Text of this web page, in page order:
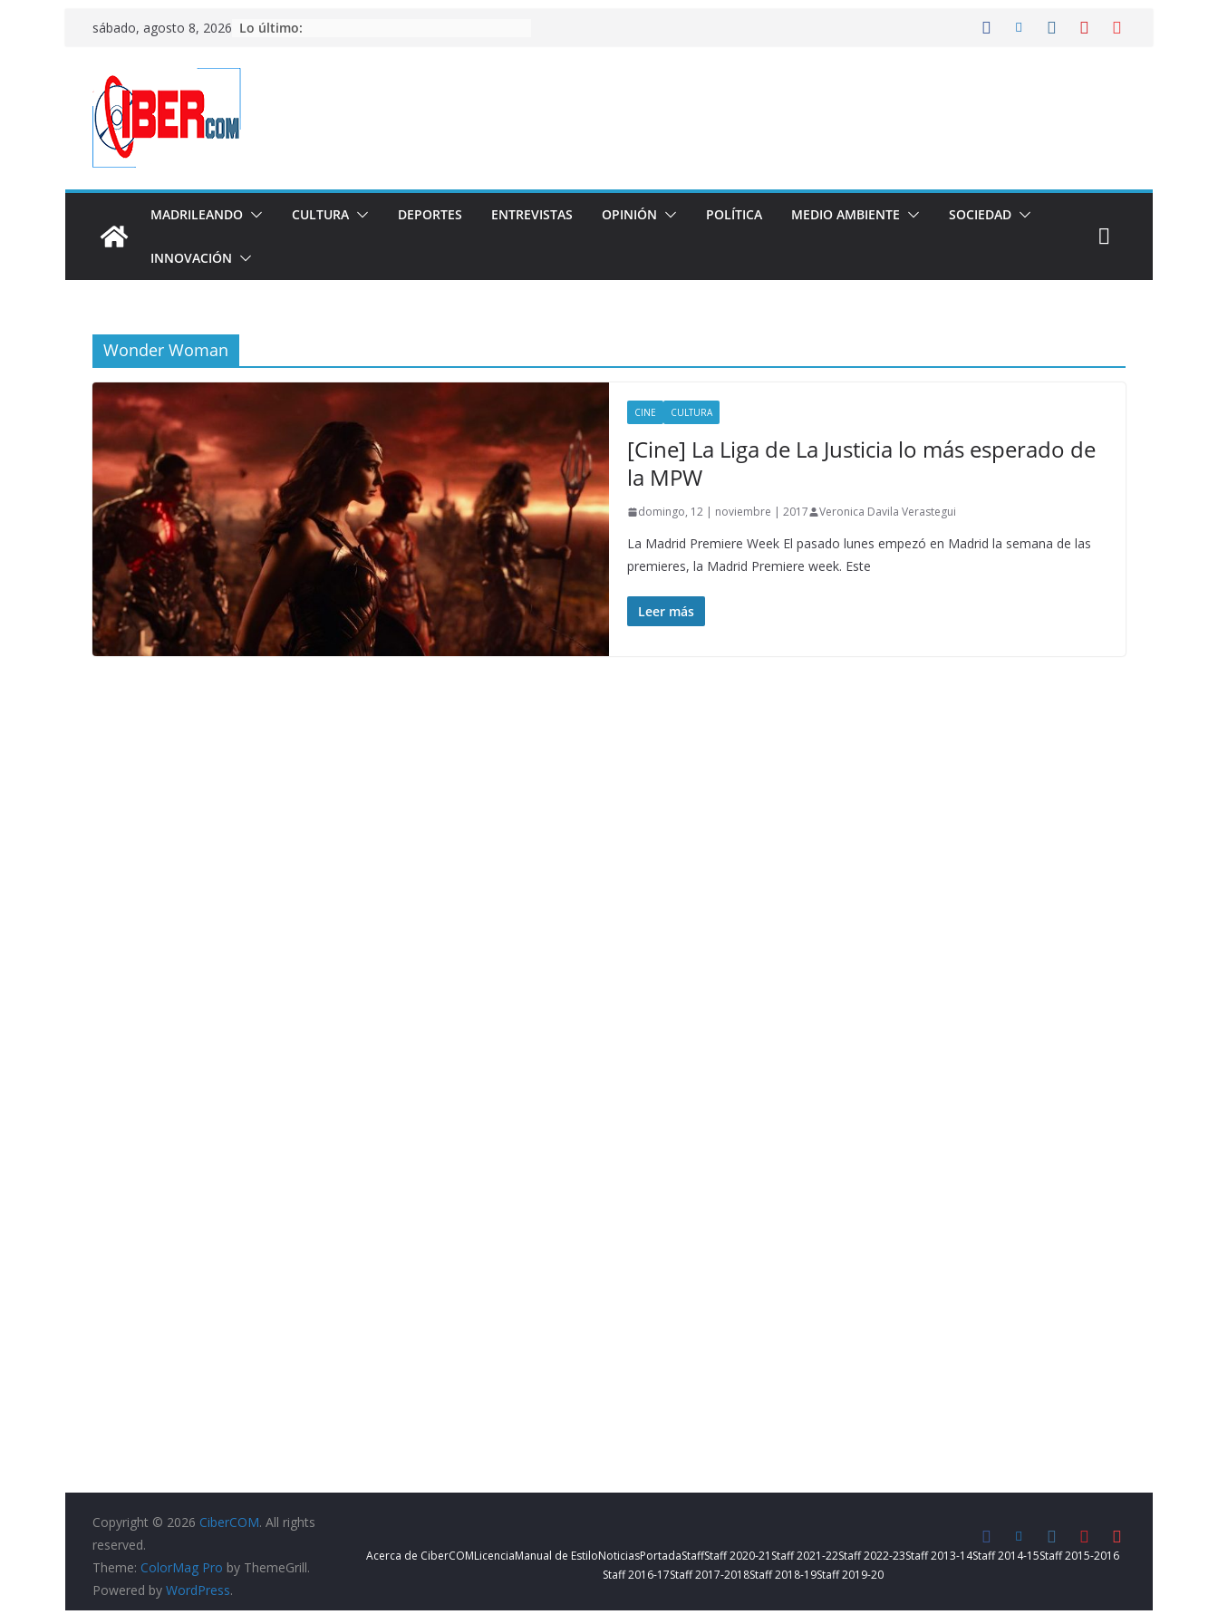
Saltar
contenido
sábado, agosto 8, 2026 Lo último:
MADRILEANDO CULTURA DEPORTES ENTREVISTAS OPINIÓN POLÍTICA MEDIO AMBIENTE SOCIEDAD
INNOVACIÓN
Wonder Woman
CINE CULTURA
[Cine] La Liga de La Justicia lo más esperado de
la MPW
domingo, 12 | noviembre | 2017 Veronica Davila Verastegui
La Madrid Premiere Week El pasado lunes empezó en Madrid la semana de las
premieres, la Madrid Premiere week. Este
Leer más
Acerca de CiberCOMLicenciaManual de EstiloNoticiasPortadaStaffStaff 2020-21 Staff 2021-22Staff 2022-23Staff 2013-14Staff 2014-15Staff 2015-2016
Staff 2016-17Staff 2017-2018Staff 2018-19Staff 2019-20
Copyright © 2026 CiberCOM. All rights
reserved.
Theme: ColorMag Pro by ThemeGrill.
Powered by WordPress.